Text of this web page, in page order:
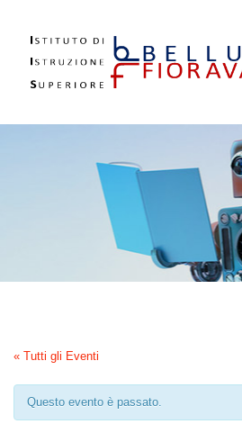
« Tutti gli Eventi
Questo evento è passato.